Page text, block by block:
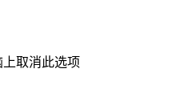
取消此选项